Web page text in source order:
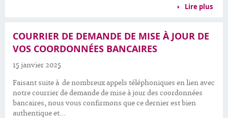
Lire plus
COURRIER DE DEMANDE DE MISE À JOUR DE
VOS COORDONNÉES BANCAIRES
15 janvier 2025
Faisant suite à de nombreux appels téléphoniques en lien avec
notre courrier de demande de mise à jour des coordonnées
bancaires, nous vous confirmons que ce dernier est bien
authentique et...